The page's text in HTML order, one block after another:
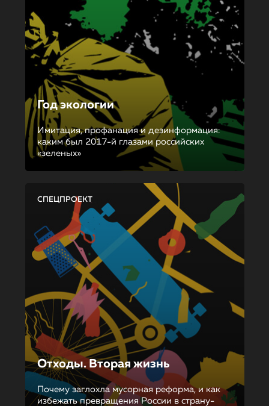
Год экологии
Имитация, профанация и дезинформация:
каким был 2017-й глазами российских
«зеленых»
СПЕЦПРОЕКТ
Отходы. Вторая жизнь
Почему заглохла мусорная реформа, и как
избежать превращения России в страну-